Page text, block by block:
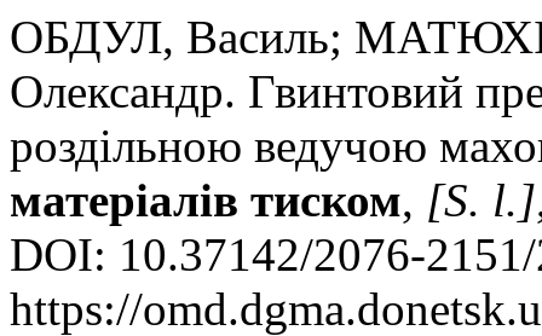
ОБДУЛ, Василь;
Олександр. Гвинтовий
роздільною ведучою
матеріалів тиском, [S. l.]
DOI: 10.37142/2076-
https://